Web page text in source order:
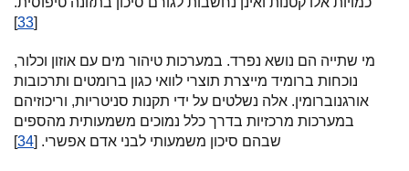
[
33
]
מי שתייה הם נושא נפרד. במערכות טיהור מים עם אוזון וכלור,
נוכחות ברומיד מייצרת תוצרי לוואי כגון ברומטים ותרכובות
אורגנוברומין. אלה נשלטים על ידי תקנות סניטריות, וריכוזיהם
במערכות מרכזיות בדרך כלל נמוכים משמעותית מהספים
שבהם סיכון משמעותי לבני אדם אפשרי. [34
]